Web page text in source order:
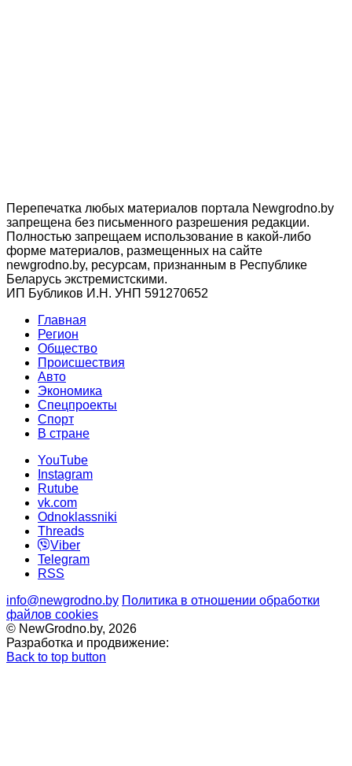
Перепечатка любых материалов портала Newgrodno.by
запрещена без письменного разрешения редакции.
Полностью запрещаем использование в какой-либо
форме материалов, размещенных на сайте
newgrodno.by, ресурсам, признанным в Республике
Беларусь экстремистскими.
ИП Бубликов И.Н. УНП 591270652
Главная
Регион
Общество
Происшествия
Авто
Экономика
Спецпроекты
Cпорт
В стране
YouTube
Instagram
Rutube
vk.com
Odnoklassniki
Threads
Viber
Telegram
RSS
info@newgrodno.by Политика в отношении обработки
файлов cookies
© NewGrodno.by, 2026
Разработка и продвижение:
Back to top button